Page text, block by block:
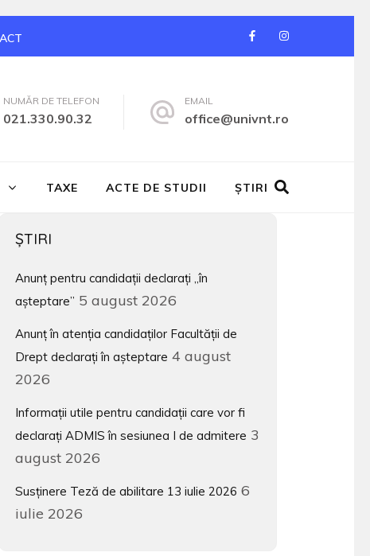
NUMĂR DE TELEFON
021.330.90.32
EMAIL
office@univnt.ro
TAXE ACTE DE STUDII ŞTIRI
ŞTIRI
Anunț pentru candidații declarați „în
așteptare” 5 august 2026
Anunț în atenția candidaților Facultății de
Drept declarați în așteptare 4 august
2026
Informații utile pentru candidații care vor fi
declarați ADMIS în sesiunea I de admitere 3
august 2026
Susținere Teză de abilitare 13 iulie 2026 6
iulie 2026